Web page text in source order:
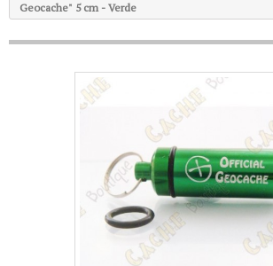
Geocache" 5 cm - Verde